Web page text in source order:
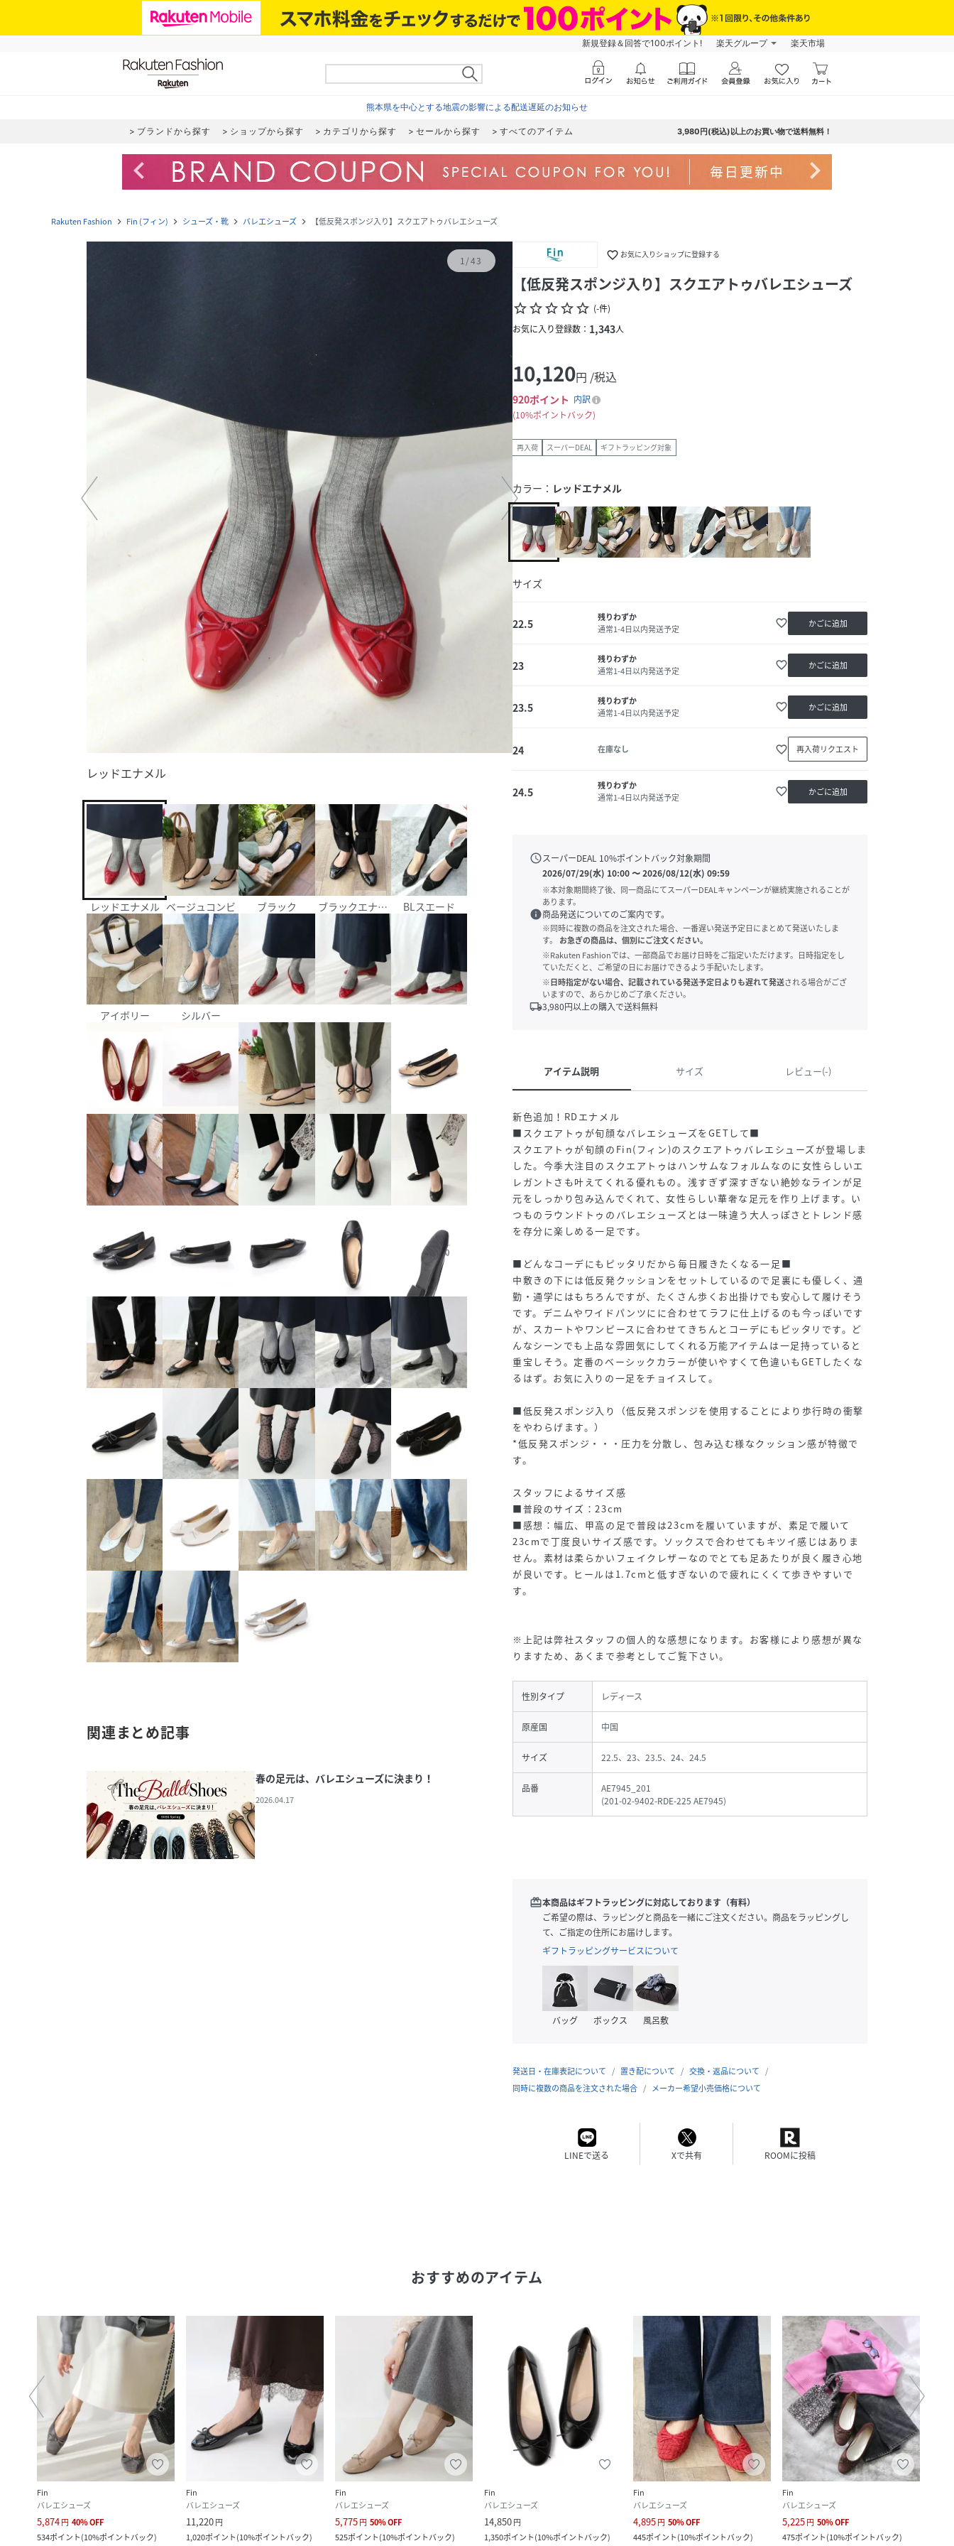
新規登録＆回答で100ポイント! 楽天グループ 楽天市場
熊本県を中心とする地震の影響による配送遅延のお知らせ
ブランドから探す ショップから探す カテゴリから探す セールから探す すべてのアイテム 3,980円(税込)以上のお買い物で送料無料！
navigate_before navigate_next
Rakuten Fashion navigate_next Fin (フィン) navigate_next シューズ・靴 navigate_next バレエシューズ navigate_next 【低反発スポンジ入り】スクエアトゥバレエシューズ
1/43
レッドエナメル
レッドエナメル ベージュコンビ ブラック ブラックエナメル BLスエード
アイボリー シルバー
関連まとめ記事
春の足元は、バレエシューズに決まり！
2026.04.17
favorite_border お気に入りショップに登録する
【低反発スポンジ入り】スクエアトゥバレエシューズ
star_borderstar_borderstar_borderstar_borderstar_border (-件)
お気に入り登録数： 1,343人
10,120円 /税込
920ポイント 内訳
10%ポイントバック
再入荷 スーパーDEAL ギフトラッピング対象
カラー： レッドエナメル
サイズ
22.5
残りわずか
通常1-4日以内発送予定
favorite_border かごに追加
23
残りわずか
通常1-4日以内発送予定
favorite_border かごに追加
23.5
残りわずか
通常1-4日以内発送予定
favorite_border かごに追加
24 在庫なし favorite_border 再入荷リクエスト
24.5
残りわずか
通常1-4日以内発送予定
favorite_border かごに追加
scheduleスーパーDEAL 10%ポイントバック対象期間
2026/07/29(水) 10:00〜2026/08/12(水) 09:59
※本対象期間終了後、同一商品にてスーパーDEALキャンペーンが継続実施されることが
あります。
info商品発送についてのご案内です。
※同時に複数の商品を注文された場合、一番遅い発送予定日にまとめて発送いたしま
す。
お急ぎの商品は、個別にご注文ください。
※Rakuten Fashionでは、一部商品でお届け日時をご指定いただけます。日時指定をし
ていただくと、ご希望の日にお届けできるよう手配いたします。
※日時指定がない場合、記載されている発送予定日よりも遅れて発送される場合がござ
いますので、あらかじめご了承ください。
local_shipping3,980円以上の購入で送料無料
アイテム説明 サイズ レビュー(-)
新色追加！RDエナメル
■スクエアトゥが旬顔なバレエシューズをGETして■
スクエアトゥが旬顔のFin(フィン)のスクエアトゥバレエシューズが登場しま
した。今季大注目のスクエアトゥはハンサムなフォルムなのに女性らしいエ
レガントさも叶えてくれる優れもの。浅すぎず深すぎない絶妙なラインが足
元をしっかり包み込んでくれて、女性らしい華奢な足元を作り上げます。い
つものラウンドトゥのバレエシューズとは一味違う大人っぽさとトレンド感
を存分に楽しめる一足です。
■どんなコーデにもピッタリだから毎日履きたくなる一足■
中敷きの下には低反発クッションをセットしているので足裏にも優しく、通
勤・通学にはもちろんですが、たくさん歩くお出掛けでも安心して履けそう
です。デニムやワイドパンツにに合わせてラフに仕上げるのも今っぽいです
が、スカートやワンピースに合わせてきちんとコーデにもピッタリです。ど
んなシーンでも上品な雰囲気にしてくれる万能アイテムは一足持っていると
重宝しそう。定番のベーシックカラーが使いやすくて色違いもGETしたくな
るはず。お気に入りの一足をチョイスして。
■低反発スポンジ入り（低反発スポンジを使用することにより歩行時の衝撃
をやわらげます。）
*低反発スポンジ・・・圧力を分散し、包み込む様なクッション感が特徴で
す。
スタッフによるサイズ感
■普段のサイズ：23cm
■感想：幅広、甲高の足で普段は23cmを履いていますが、素足で履いて
23cmで丁度良いサイズ感です。ソックスで合わせてもキツイ感じはありま
せん。素材は柔らかいフェイクレザーなのでとても足あたりが良く履き心地
が良いです。ヒールは1.7cmと低すぎないので疲れにくくて歩きやすいで
す。
※上記は弊社スタッフの個人的な感想になります。お客様により感想が異な
りますため、あくまで参考としてご覧下さい。
性別タイプ レディース
原産国 中国
サイズ 22.5、23、23.5、24、24.5
品番
AE7945_201
(201-02-9402-RDE-225 AE7945)
redeem本商品はギフトラッピングに対応しております（有料）
ご希望の際は、ラッピングと商品を一緒にご注文ください。商品をラッピングし
て、ご指定の住所にお届けします。
ギフトラッピングサービスについて
バッグ ボックス 風呂敷
発送日・在庫表記について 置き配について
交換・返品について
同時に複数の商品を注文された場合
メーカー希望小売価格について
LINEで送る Xで共有 ROOMに投稿
おすすめのアイテム
Fin
バレエシューズ
5,874円 40%OFF
534ポイント(10%ポイントバック)
Fin
バレエシューズ
11,220円
1,020ポイント(10%ポイントバック)
Fin
バレエシューズ
5,775円 50%OFF
525ポイント(10%ポイントバック)
Fin
バレエシューズ
14,850円
1,350ポイント(10%ポイントバック)
Fin
バレエシューズ
4,895円 50%OFF
445ポイント(10%ポイントバック)
Fin
バレエシューズ
5,225円 50%OFF
475ポイント(10%ポイントバック)